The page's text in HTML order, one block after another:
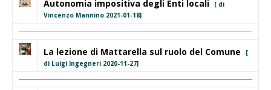
Autonomia impositiva degli Enti locali
[ di
Vincenzo Mannino 2021-01-18]
La lezione di Mattarella sul ruolo del Comune
[
di Luigi Ingegneri 2020-11-27]